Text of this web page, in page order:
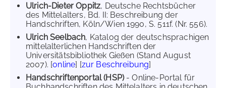
Ulrich-Dieter Oppitz, Deutsche Rechtsbücher
des Mittelalters, Bd. II: Beschreibung der
Handschriften, Köln/Wien 1990, S. 511f. (Nr. 556).
Ulrich Seelbach, Katalog der deutschsprachigen
mittelalterlichen Handschriften der
Universitätsbibliothek Gießen (Stand August
2007). [online] [zur Beschreibung]
Handschriftenportal (HSP)- Online-Portal für